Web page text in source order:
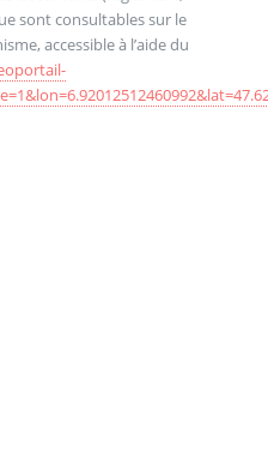
sont consultables sur le
accessible à l’aide du